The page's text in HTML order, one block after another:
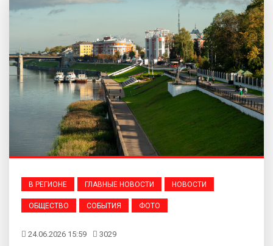
В РЕГИОНЕ ГЛАВНЫЕ НОВОСТИ НОВОСТИ
ОБЩЕСТВО СОБЫТИЯ ФОТО
24.06.2026 15:59 3029